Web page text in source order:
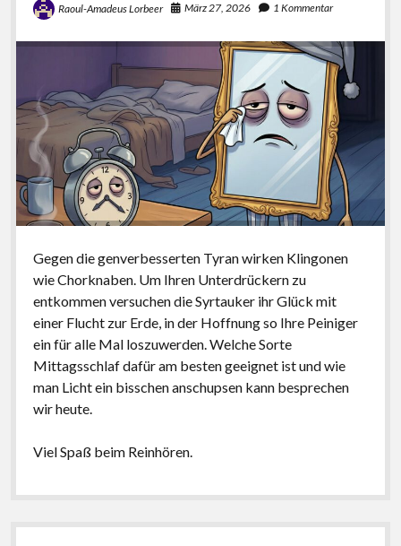
Raoul-Amadeus Lorbeer März 27, 2026 1 Kommentar
Gegen die genverbesserten Tyran wirken Klingonen
wie Chorknaben. Um Ihren Unterdrückern zu
entkommen versuchen die Syrtauker ihr Glück mit
einer Flucht zur Erde, in der Hoffnung so Ihre Peiniger
ein für alle Mal loszuwerden. Welche Sorte
Mittagsschlaf dafür am besten geeignet ist und wie
man Licht ein bisschen anschupsen kann besprechen
wir heute.
Viel Spaß beim Reinhören.